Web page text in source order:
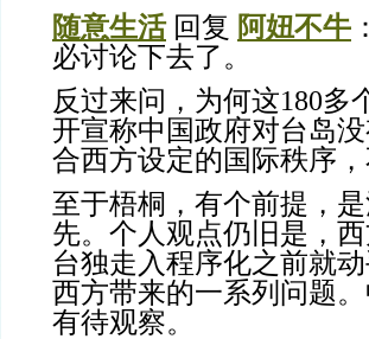
随意生活回复 阿妞不牛
必讨论下去了。
反过来问，为何这180多
开宣称中国政府对台岛
合西方设定的国际秩序
至于梧桐，有个前提，
先。个人观点仍旧是，
台独走入程序化之前就
西方带来的一系列问题
有待观察。